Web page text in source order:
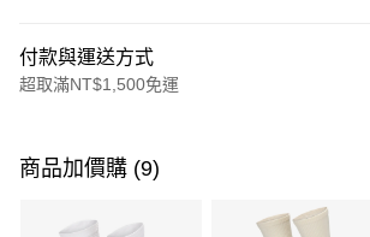
付款與運送方式
超取滿NT$1,500免運
信用卡一次付款
商品加價購 (9)